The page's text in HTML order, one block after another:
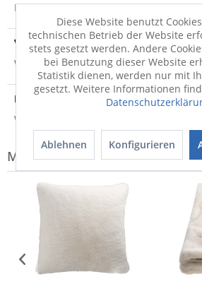
Produktsicherheit
Versandinfo
Weitere Informationen zum Versand...
Hersteller
Weitere Informationen zum Hersteller...
Modell-Familie: SMOOTH
Diese Website benutzt
technischen Betrieb der Website
stets gesetzt werden. Andere
bei Benutzung dieser Website
Statistik dienen, werden nur mit
gesetzt. Weitere Informationen
Ablehnen Konfigurieren